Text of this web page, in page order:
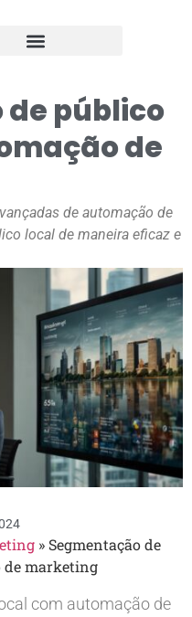
público
de
de automação de
local de maneira eficaz e
» Segmentação de
de marketing
com automação de